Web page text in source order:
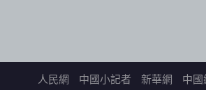
人民網 中國小記者 新華網 中國